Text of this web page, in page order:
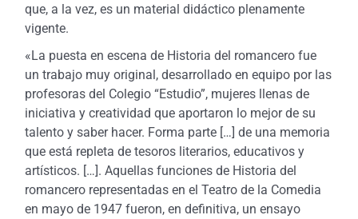
que, a la vez, es un material didáctico plenamente
vigente.
«La puesta en escena de Historia del romancero fue
un trabajo muy original, desarrollado en equipo por las
profesoras del Colegio “Estudio”, mujeres llenas de
iniciativa y creatividad que aportaron lo mejor de su
talento y saber hacer. Forma parte […] de una memoria
que está repleta de tesoros literarios, educativos y
artísticos. […]. Aquellas funciones de Historia del
romancero representadas en el Teatro de la Comedia
en mayo de 1947 fueron, en definitiva, un ensayo